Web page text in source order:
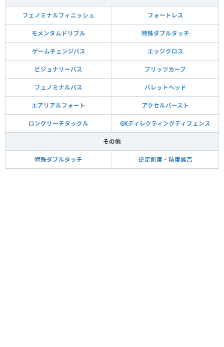
フェノミナルフィニッシュ フォートレス
モメンタムドリブル 特殊ダブルタッチ
ゲームチェンジパス エッジクロス
ビジョナリーパス ブリッツカーブ
フェノミナルパス バレットヘッド
エアリアルフォート アクセルバースト
ロングリーチタックル GKディレクティングディフェンス
その他
特殊ダブルタッチ 逆足頻度・精度最高